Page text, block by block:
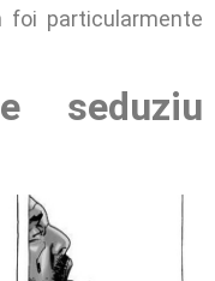
particularmente
seduziu